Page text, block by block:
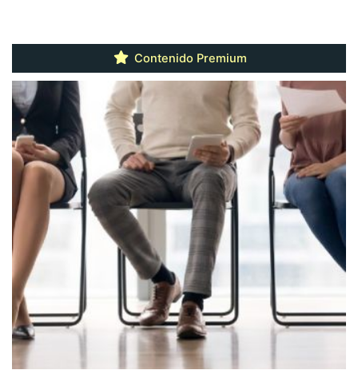
Contenido Premium